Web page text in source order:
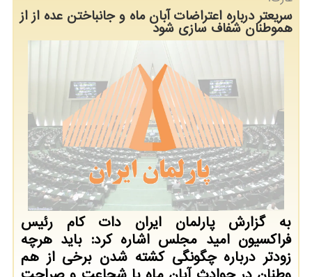
سریعتر درباره اعتراضات آبان ماه و جانباختن عده از از
هموطنان شفاف سازی شود
به گزارش پارلمان ایران دات كام رئیس
فراكسیون امید مجلس اشاره كرد: باید هرچه
زودتر درباره چگونگی كشته شدن برخی از هم